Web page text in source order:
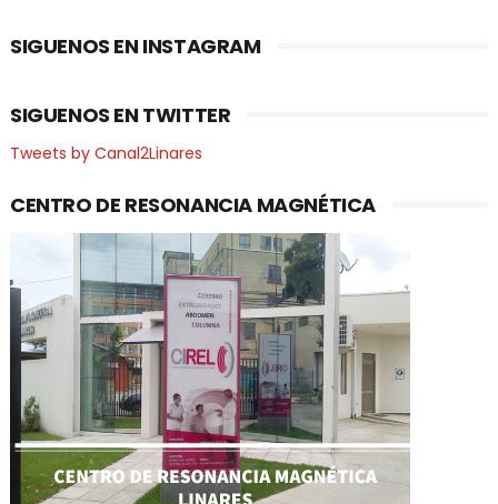
SIGUENOS EN INSTAGRAM
SIGUENOS EN TWITTER
Tweets by Canal2Linares
CENTRO DE RESONANCIA MAGNÉTICA